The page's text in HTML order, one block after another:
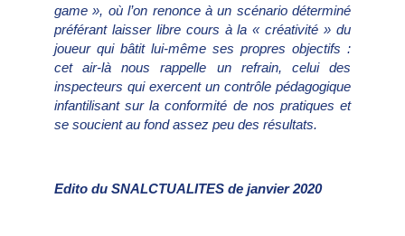
game », où l’on renonce à un scénario déterminé
préférant laisser libre cours à la « créativité » du
joueur qui bâtit lui-même ses propres objectifs :
cet air-là nous rappelle un refrain, celui des
inspecteurs qui exercent un contrôle pédagogique
infantilisant sur la conformité de nos pratiques et
se soucient au fond assez peu des résultats.
Edito du SNALCTUALITES de janvier 2020